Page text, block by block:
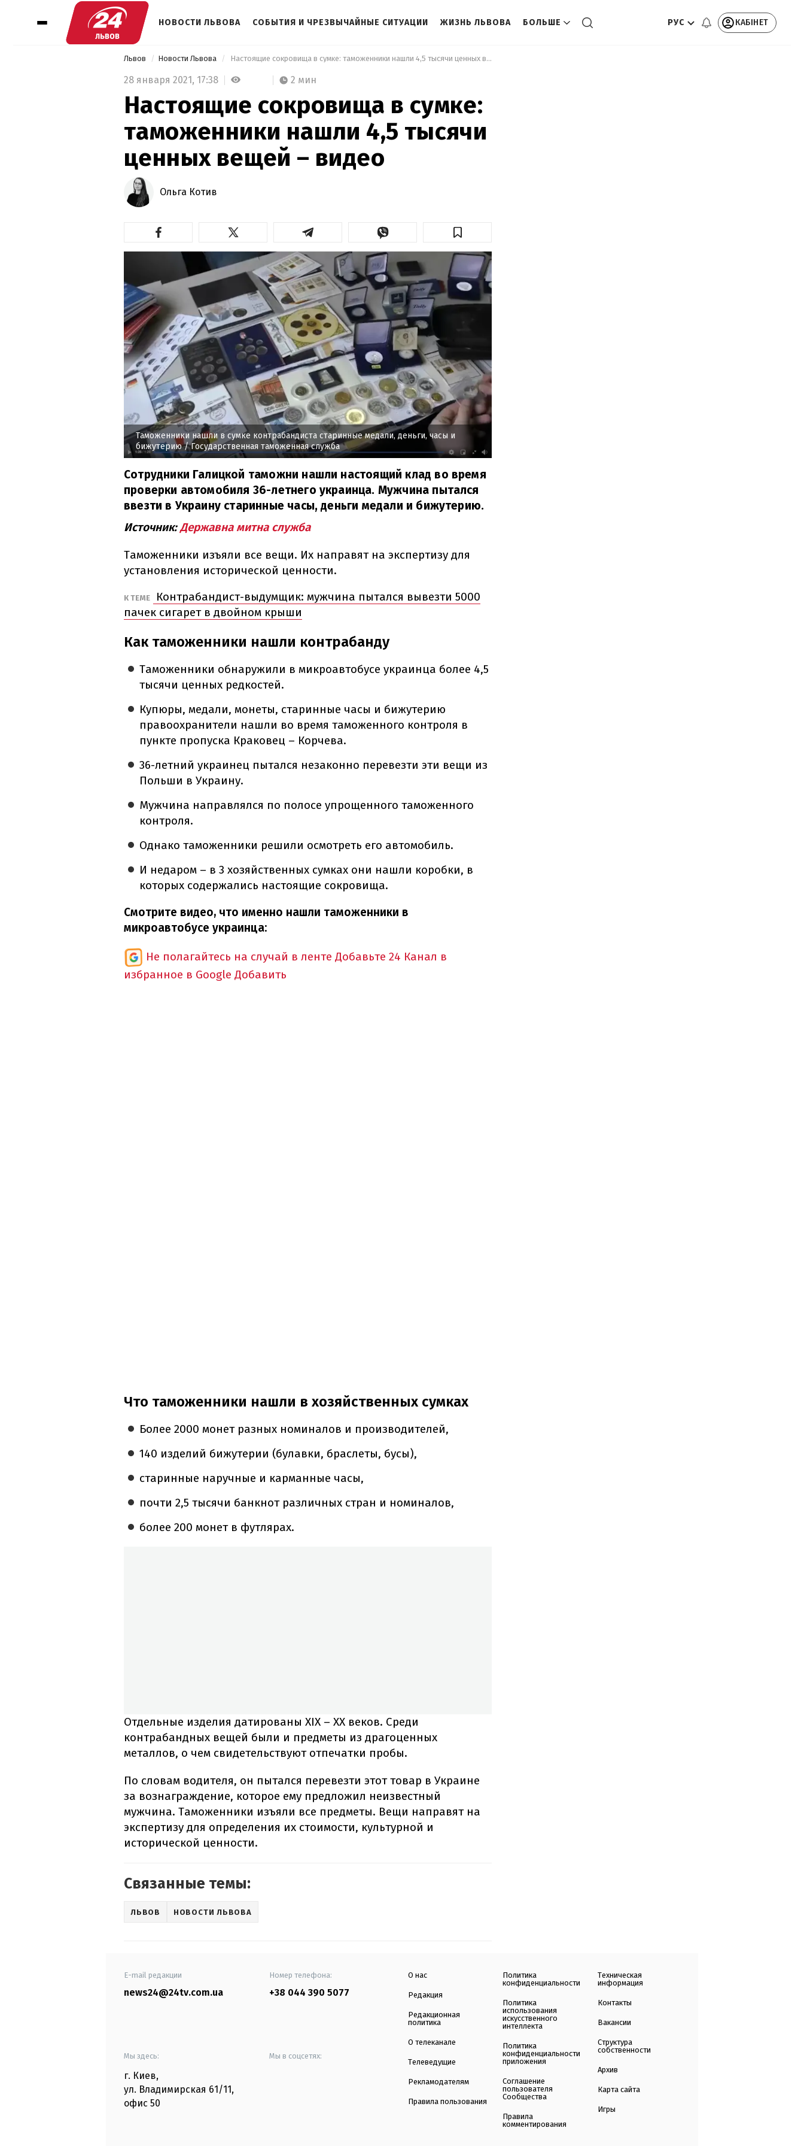
НОВОСТИ ЛЬВОВА СОБЫТИЯ И ЧРЕЗВЫЧАЙНЫЕ СИТУАЦИИ ЖИЗНЬ ЛЬВОВА БОЛЬШЕ РУС КАБІНЕТ
Львов Новости Львова Настоящие сокровища в сумке: таможенники нашли 4,5 тысячи ценных вещей – видео
28 января 2021, 17:38 2 мин
Настоящие сокровища в сумке:
таможенники нашли 4,5 тысячи
ценных вещей – видео
Ольга Котив
Таможенники нашли в сумке контрабандиста старинные медали, деньги, часы и
бижутерию/ Государственная таможенная служба
Сотрудники Галицкой таможни нашли настоящий клад во время
проверки автомобиля 36-летнего украинца. Мужчина пытался
ввезти в Украину старинные часы, деньги медали и бижутерию.
Источник:Державна митна служба
Таможенники изъяли все вещи. Их направят на экспертизу для
установления исторической ценности.
К ТЕМЕ
Контрабандист-выдумщик: мужчина пытался вывезти 5000
пачек сигарет в двойном крыши
Как таможенники нашли контрабанду
Таможенники обнаружили в микроавтобусе украинца более 4,5
тысячи ценных редкостей.
Купюры, медали, монеты, старинные часы и бижутерию
правоохранители нашли во время таможенного контроля в
пункте пропуска Краковец – Корчева.
36-летний украинец пытался незаконно перевезти эти вещи из
Польши в Украину.
Мужчина направлялся по полосе упрощенного таможенного
контроля.
Однако таможенники решили осмотреть его автомобиль.
И недаром – в 3 хозяйственных сумках они нашли коробки, в
которых содержались настоящие сокровища.
Смотрите видео, что именно нашли таможенники в
микроавтобусе украинца:
Не полагайтесь на случай в ленте Добавьте 24 Канал в
избранное в Google Добавить
Что таможенники нашли в хозяйственных сумках
Более 2000 монет разных номиналов и производителей,
140 изделий бижутерии (булавки, браслеты, бусы),
старинные наручные и карманные часы,
почти 2,5 тысячи банкнот различных стран и номиналов,
более 200 монет в футлярах.
Отдельные изделия датированы XIX – ХХ веков. Среди
контрабандных вещей были и предметы из драгоценных
металлов, о чем свидетельствуют отпечатки пробы.
По словам водителя, он пытался перевезти этот товар в Украине
за вознаграждение, которое ему предложил неизвестный
мужчина. Таможенники изъяли все предметы. Вещи направят на
экспертизу для определения их стоимости, культурной и
исторической ценности.
Связанные темы:
ЛЬВОВ НОВОСТИ ЛЬВОВА
E-mail редакции
news24@24tv.com.ua
Номер телефона:
+38 044 390 5077
Мы здесь:
г. Киев,
ул. Владимирская 61/11,
офис 50
Мы в соцсетях:
О нас
Редакция
Редакционная
политика
О телеканале
Телеведущие
Рекламодателям
Правила пользования
Политика
конфиденциальности
Политика
использования
искусственного
интеллекта
Политика
конфиденциальности
приложения
Соглашение
пользователя
Сообщества
Правила
комментирования
Техническая
информация
Контакты
Вакансии
Структура
собственности
Архив
Карта сайта
Игры